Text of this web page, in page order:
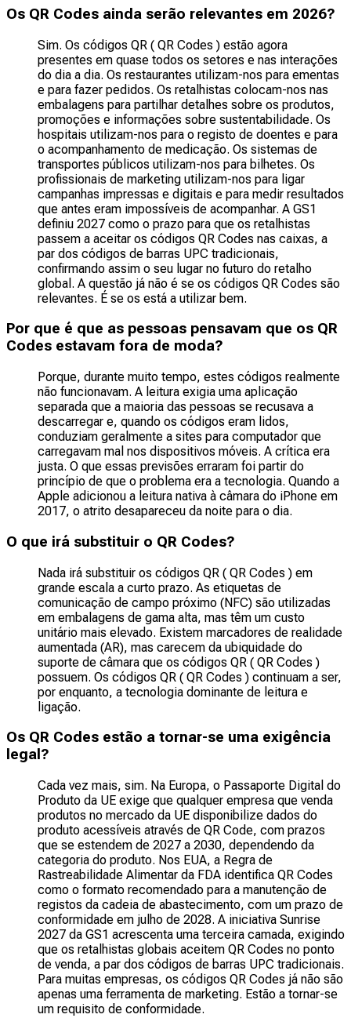
Os QR Codes ainda serão relevantes em 2026?
Sim. Os códigos QR ( QR Codes ) estão agora
presentes em quase todos os setores e nas interações
do dia a dia. Os restaurantes utilizam-nos para ementas
e para fazer pedidos. Os retalhistas colocam-nos nas
embalagens para partilhar detalhes sobre os produtos,
promoções e informações sobre sustentabilidade. Os
hospitais utilizam-nos para o registo de doentes e para
o acompanhamento de medicação. Os sistemas de
transportes públicos utilizam-nos para bilhetes. Os
profissionais de marketing utilizam-nos para ligar
campanhas impressas e digitais e para medir resultados
que antes eram impossíveis de acompanhar. A GS1
definiu 2027 como o prazo para que os retalhistas
passem a aceitar os códigos QR Codes nas caixas, a
par dos códigos de barras UPC tradicionais,
confirmando assim o seu lugar no futuro do retalho
global. A questão já não é se os códigos QR Codes são
relevantes. É se os está a utilizar bem.
Por que é que as pessoas pensavam que os QR
Codes estavam fora de moda?
Porque, durante muito tempo, estes códigos realmente
não funcionavam. A leitura exigia uma aplicação
separada que a maioria das pessoas se recusava a
descarregar e, quando os códigos eram lidos,
conduziam geralmente a sites para computador que
carregavam mal nos dispositivos móveis. A crítica era
justa. O que essas previsões erraram foi partir do
princípio de que o problema era a tecnologia. Quando a
Apple adicionou a leitura nativa à câmara do iPhone em
2017, o atrito desapareceu da noite para o dia.
O que irá substituir o QR Codes?
Nada irá substituir os códigos QR ( QR Codes ) em
grande escala a curto prazo. As etiquetas de
comunicação de campo próximo (NFC) são utilizadas
em embalagens de gama alta, mas têm um custo
unitário mais elevado. Existem marcadores de realidade
aumentada (AR), mas carecem da ubiquidade do
suporte de câmara que os códigos QR ( QR Codes )
possuem. Os códigos QR ( QR Codes ) continuam a ser,
por enquanto, a tecnologia dominante de leitura e
ligação.
Os QR Codes estão a tornar-se uma exigência
legal?
Cada vez mais, sim. Na Europa, o Passaporte Digital do
Produto da UE exige que qualquer empresa que venda
produtos no mercado da UE disponibilize dados do
produto acessíveis através de QR Code, com prazos
que se estendem de 2027 a 2030, dependendo da
categoria do produto. Nos EUA, a Regra de
Rastreabilidade Alimentar da FDA identifica QR Codes
como o formato recomendado para a manutenção de
registos da cadeia de abastecimento, com um prazo de
conformidade em julho de 2028. A iniciativa Sunrise
2027 da GS1 acrescenta uma terceira camada, exigindo
que os retalhistas globais aceitem QR Codes no ponto
de venda, a par dos códigos de barras UPC tradicionais.
Para muitas empresas, os códigos QR Codes já não são
apenas uma ferramenta de marketing. Estão a tornar-se
um requisito de conformidade.